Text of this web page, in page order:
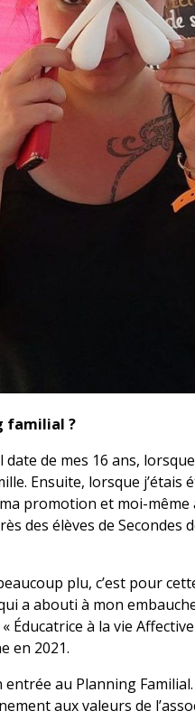
familial ?
de mes 16 ans,
Ensuite, lorsque j’étais
promotion et moi-
des élèves de Secondes
plu, c’est pour
a abouti à mon
à la vie
en 2021.
au Planning
aux valeurs de